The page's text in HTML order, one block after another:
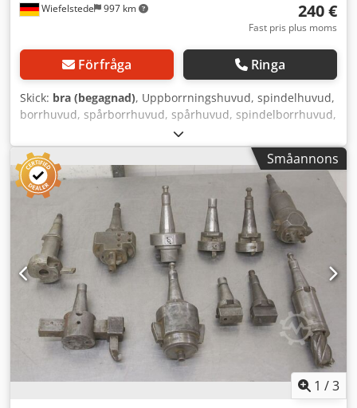
Wiefelstede 997 km 240 €
Fast pris plus moms
Förfråga Ringa
Skick: bra (begagnad), Uppborrningshuvud, spindelhuvud,
borrhuvud, spårborrhuvud, spårhuvud, spindelborrhuvud,
upprymningshuvud, spindelverktyg, spårapparat,
cirkelskärare - Tillverkare: Marchner, spårapparat,
uppborrningshuvud, cirkelskärare - Fäste: MK3 -
Diameterräckvidd: 33 - 85 mm Dedpjx H Rwtofx Acgswa -
Transportmått: 340/165/H100 mm - Vikt: 5,3 kg
Småannons
1 /3